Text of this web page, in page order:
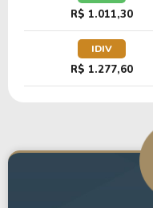
R$ 1.011,30
IDIV
R$ 1.277,60